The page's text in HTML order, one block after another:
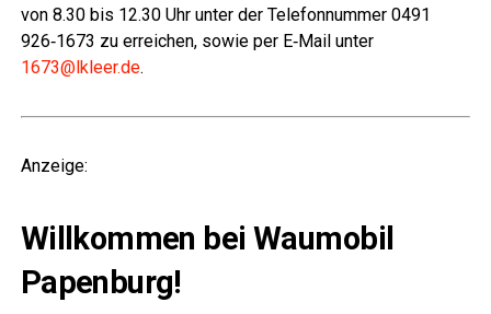
von 8.30 bis 12.30 Uhr unter der Tele­fon­num­mer 0491
926‑1673 zu errei­chen, sowie per E‑Mail unter
1673@lkleer.de.
Anzei­ge:
Will­kom­men bei Waum­o­bil
Papenburg!